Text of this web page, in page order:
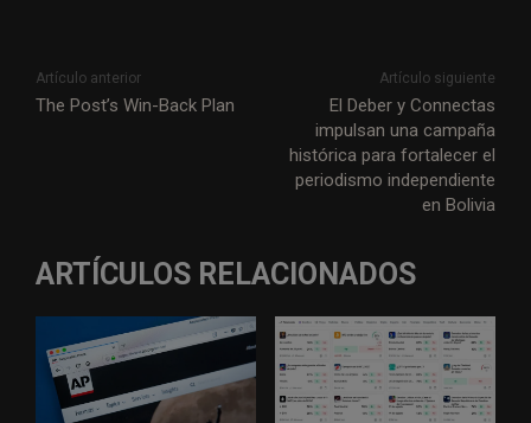
Artículo anterior
The Post’s Win-Back Plan
Artículo siguiente
El Deber y Connectas
impulsan una campaña
histórica para fortalecer el
periodismo independiente
en Bolivia
ARTÍCULOS RELACIONADOS